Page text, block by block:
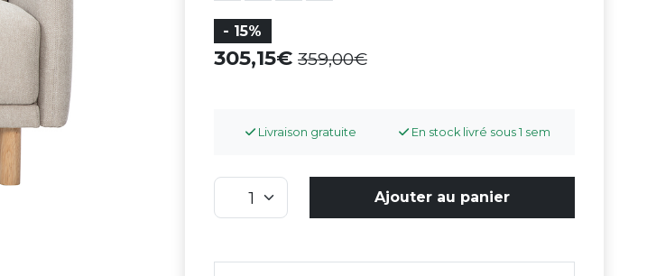
- 15%
305,15 359,00
Livraison gratuite En stock livré sous 1 sem
Ajouter au panier